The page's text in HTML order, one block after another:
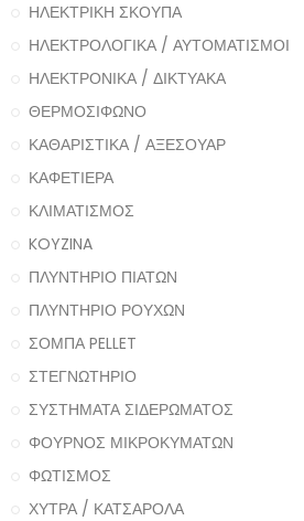
ΗΛΕΚΤΡΙΚΗ ΣΚΟΥΠΑ
ΗΛΕΚΤΡΟΛΟΓΙΚΑ / ΑΥΤΟΜΑΤΙΣΜΟΙ
ΗΛΕΚΤΡΟΝΙΚΑ / ΔΙΚΤΥΑΚΑ
ΘΕΡΜΟΣΙΦΩΝΟ
ΚΑΘΑΡΙΣΤΙΚΑ / ΑΞΕΣΟΥΑΡ
ΚΑΦΕΤΙΕΡΑ
ΚΛΙΜΑΤΙΣΜΟΣ
KOYZINA
ΠΛΥΝΤΗΡΙΟ ΠΙΑΤΩΝ
ΠΛΥΝΤΗΡΙΟ ΡΟΥΧΩΝ
ΣΟΜΠΑ PELLET
ΣΤΕΓΝΩΤΗΡΙΟ
ΣΥΣΤΗΜΑΤΑ ΣΙΔΕΡΩΜΑΤΟΣ
ΦΟΥΡΝΟΣ ΜΙΚΡΟΚΥΜΑΤΩΝ
ΦΩΤΙΣΜΟΣ
ΧΥΤΡΑ / ΚΑΤΣΑΡΟΛΑ